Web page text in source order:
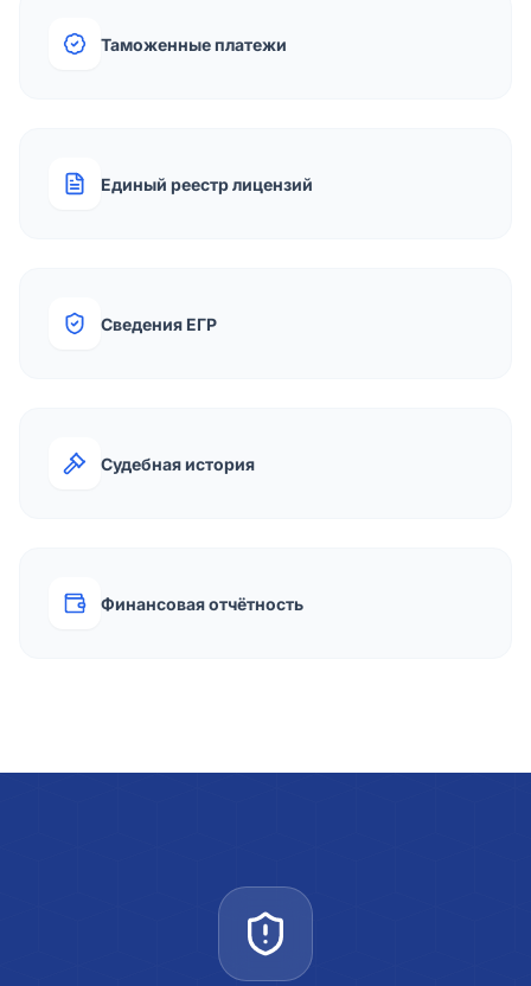
Таможенные платежи
Единый реестр лицензий
Сведения ЕГР
Судебная история
Финансовая отчётность